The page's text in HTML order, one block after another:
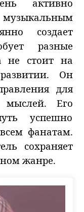
активно
создает
разные
не стоит на
Он
для
мыслей. Его
успешно
фанатам.
сохраняет
жанре.